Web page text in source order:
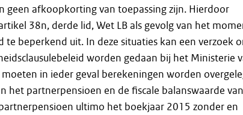
geen afkoopkorting van toepassing zijn. Hierdoor
38n, derde lid, Wet LB als gevolg van het
beperkend uit. In deze situaties kan een verzoek
worden gedaan bij het Ministerie
in ieder geval berekeningen worden
het partnerpensioen en de fiscale balanswaarde van
ultimo het boekjaar 2015 zonder en